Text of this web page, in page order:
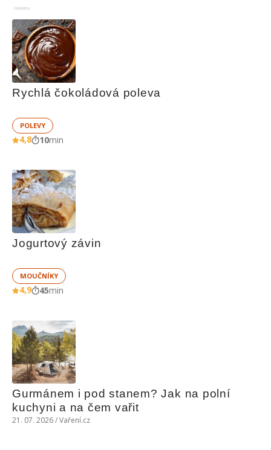
Reklama
Rychlá čokoládová poleva
POLEVY
4,8 10min
Jogurtový závin
MOUČNÍKY
4,9 45min
Gurmánem i pod stanem? Jak na polní
kuchyni a na čem vařit
21. 07. 2026 / Vaření.cz